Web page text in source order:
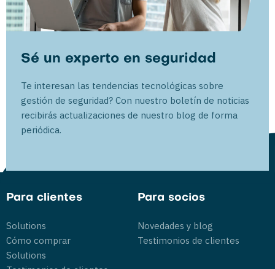
Sé un experto en seguridad
Te interesan las tendencias tecnológicas sobre
gestión de seguridad? Con nuestro boletín de noticias
recibirás actualizaciones de nuestro blog de forma
periódica.
Para clientes
Solutions
Cómo comprar
Solutions
Para socios
Novedades y blog
Testimonios de clientes